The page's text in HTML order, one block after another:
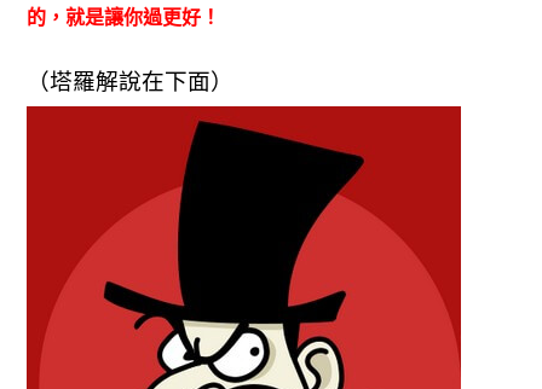
的，就是讓你過更好！
（塔羅解說在下面）